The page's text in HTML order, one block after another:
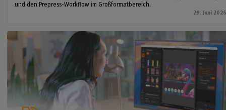
und den Prepress-Workflow im Großformatbereich.
29. Juni 2026